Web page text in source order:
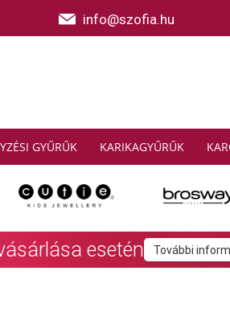
info@szofia.hu
GYŰRŰK KARIKAGYŰRŰK
További információk